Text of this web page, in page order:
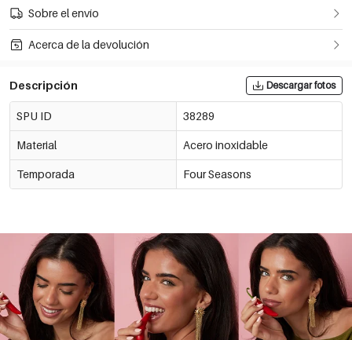
Sobre el envío
Acerca de la devolución
Descripción Descargar fotos
SPU ID 38289
Material Acero inoxidable
Temporada Four Seasons